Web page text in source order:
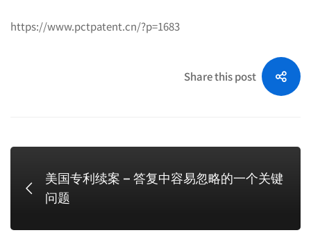
https://www.pctpatent.cn/?p=1683
Share this post
美国专利续案 – 答复中容易忽略的一个关键
问题